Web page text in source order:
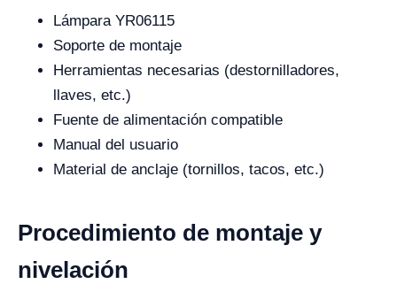
Lámpara YR06115
Soporte de montaje
Herramientas necesarias (destornilladores,
llaves, etc.)
Fuente de alimentación compatible
Manual del usuario
Material de anclaje (tornillos, tacos, etc.)
Procedimiento de montaje y
nivelación